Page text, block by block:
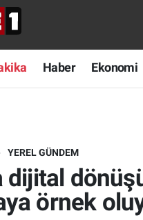
Haber Ekonomi
YEREL GÜNDEM
dijital
örnek
Manşet
Sohbetler
turu
ve Teknoloji Evreni
Eczaneler
Durumu
Lig Puan Durumu ve